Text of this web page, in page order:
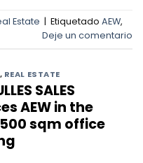
Estate | Etiquetado AEW,
Deje un comentario
, REAL ESTATE
SALES
AEW in the
sqm office